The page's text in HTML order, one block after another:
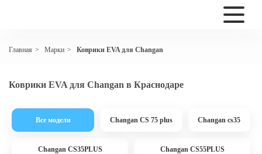
Главная > Марки > Коврики EVA для Changan
Коврики EVA для Changan в Краснодаре
Все модели Changan CS 75 plus Changan cs35
Changan CS35PLUS Changan CS55PLUS